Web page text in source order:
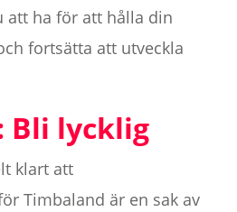
att ha för att hålla din
fortsätta att utveckla
Bli lycklig
klart att
Timbaland är en sak av